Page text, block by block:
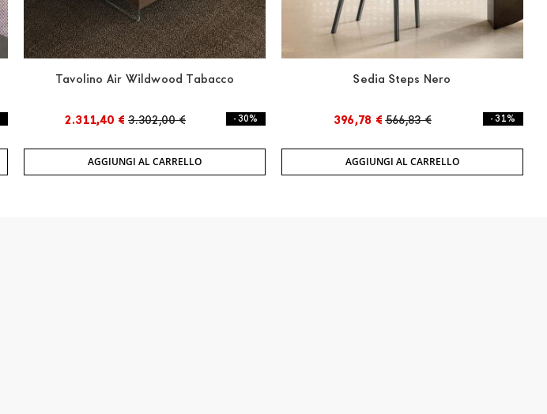
Tavolino Air Wildwood Tabacco
2.311,40 € 3.302,00 € - 30%
AGGIUNGI AL CARRELLO
Sedia Steps Nero
396,78 € 566,83 € - 31%
AGGIUNGI AL CARRELLO